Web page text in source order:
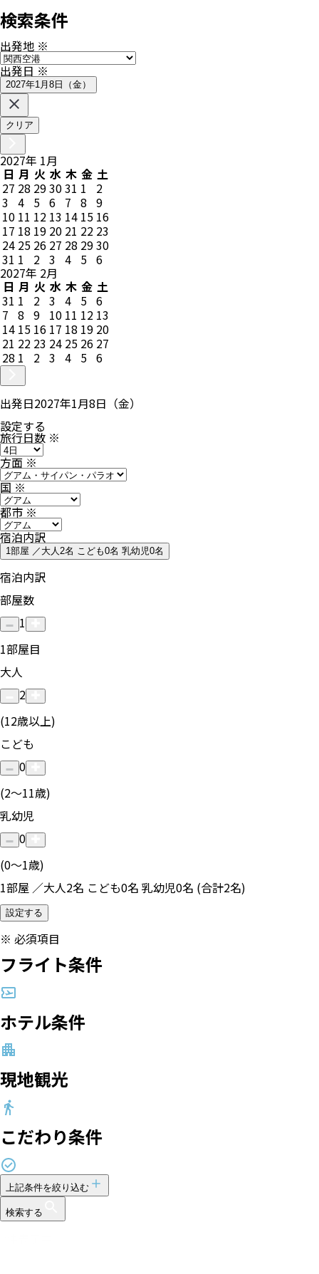
検索条件
出発地 ※
出発日※
2027年1月8日（金）
クリア
2027年 1月
日 月 火 水 木 金 土
27 28 293031 1
2
3 4 5 6 7 8 9
10 11 12 13 14 15 16
17 18 19 20 21 22 23
24 25 26 27 28 2930
31 1 2 3 4 5 6
2027年 2月
日 月 火 水 木 金 土
31 1 2 3 4 5 6
7 8 9 10 11 12 13
14 15 16 17 18 19 20
21 22 23 24 25 26 27
28 1 2 3 4 5 6
出発日2027年1月8日（金）
設定する
旅行日数 ※
方面※
国※
都市※
宿泊内訳
1部屋 ／大人2名 こども0名 乳幼児0名
宿泊内訳
部屋数
1
1部屋目
大人
2
(12歳以上)
こども
0
(2〜11歳)
乳幼児
0
(0〜1歳)
1部屋 ／大人2名 こども0名 乳幼児0名 (合計2名)
設定する
※ 必須項目
フライト条件
ホテル条件
現地観光
こだわり条件
上記条件を絞り込む
検索する